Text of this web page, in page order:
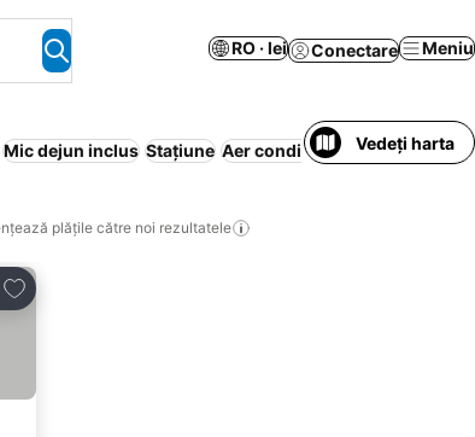
RO · lei Conectare Meniu
Mic dejun inclus Stațiune Aer condiționat Apartament
Vedeți harta
plățile către noi rezultatele
Adăugaţi la favorite